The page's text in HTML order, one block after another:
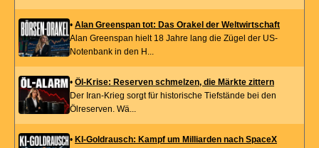
• Alan Greenspan tot: Das Orakel der Weltwirtschaft
Alan Greenspan hielt 18 Jahre lang die Zügel der US-
Notenbank in den H...
• Öl-Krise: Reserven schmelzen, die Märkte zittern
Der Iran-Krieg sorgt für historische Tiefstände bei den
Ölreserven. Wä...
• KI-Goldrausch: Kampf um Milliarden nach SpaceX